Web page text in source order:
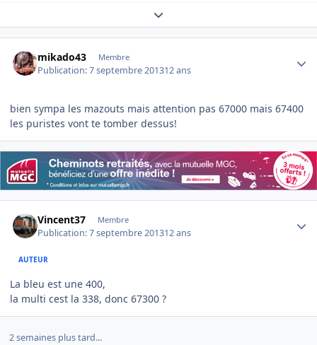
Expand topic overview
mikado43 Membre
Publication:7 septembre 201312 ans
bien sympa les mazouts mais attention pas 67000 mais 67400
les puristes vont te tomber dessus!
Vincent37 Membre
Publication:7 septembre 201312 ans
AUTEUR
La bleu est une 400,
la multi cest la 338, donc 67300 ?
2 semaines plus tard...